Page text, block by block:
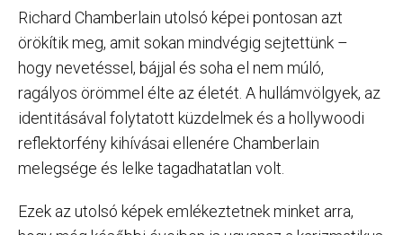
Richard Chamberlain utolsó képei pontosan azt
örökítik meg, amit sokan mindvégig sejtettünk –
hogy nevetéssel, bájjal és soha el nem múló,
ragályos örömmel élte az életét. A hullámvölgyek, az
identitásával folytatott küzdelmek és a hollywoodi
reflektorfény kihívásai ellenére Chamberlain
melegsége és lelke tagadhatatlan volt.
Ezek az utolsó képek emlékeztetnek minket arra,